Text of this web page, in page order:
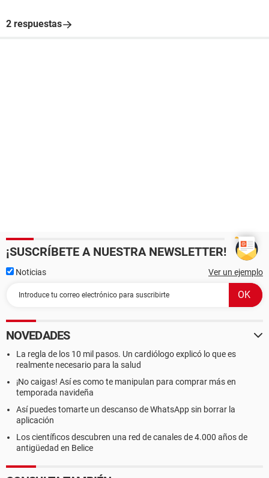
2 respuestas
¡SUSCRÍBETE A NUESTRA NEWSLETTER!
Noticias Ver un ejemplo
NOVEDADES
La regla de los 10 mil pasos. Un cardiólogo explicó lo que es
realmente necesario para la salud
¡No caigas! Así es como te manipulan para comprar más en
temporada navideña
Así puedes tomarte un descanso de WhatsApp sin borrar la
aplicación
Los científicos descubren una red de canales de 4.000 años de
antigüedad en Belice